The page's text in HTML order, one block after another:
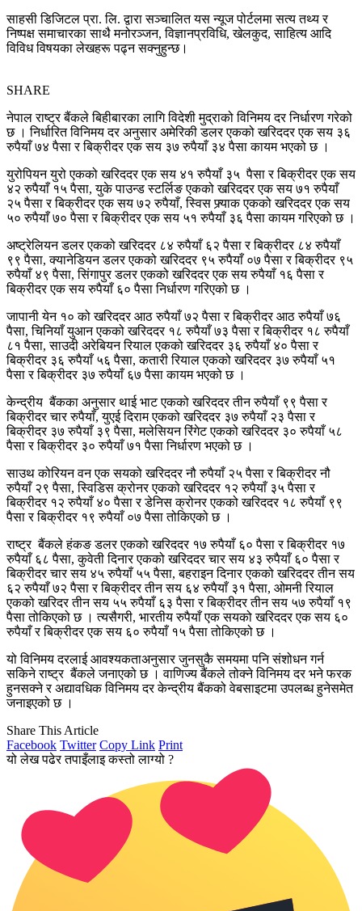
साहसी डिजिटल प्रा. लि. द्वारा सञ्चालित यस न्यूज पोर्टलमा सत्य तथ्य र
निष्पक्ष समाचारका साथै मनोरञ्जन, विज्ञानप्रविधि, खेलकुद, साहित्य आदि
विविध विषयका लेखहरू पढ्न सक्नुहुन्छ।
SHARE
नेपाल राष्ट्र बैंकले बिहीबारका लागि विदेशी मुद्राको विनिमय दर निर्धारण गरेको
छ । निर्धारित विनिमय दर अनुसार अमेरिकी डलर एकको खरिददर एक सय ३६
रुपैयाँ ७४ पैसा र बिक्रीदर एक सय ३७ रुपैयाँ ३४ पैसा कायम भएको छ ।
युरोपियन युरो एकको खरिददर एक सय ४१ रुपैयाँ ३५ पैसा र बिक्रीदर एक सय
४२ रुपैयाँ १५ पैसा, युके पाउन्ड स्टर्लिङ एकको खरिददर एक सय ७१ रुपैयाँ
२५ पैसा र बिक्रीदर एक सय ७२ रुपैयाँ, स्विस फ्र्याक एकको खरिददर एक सय
५० रुपैयाँ ७० पैसा र बिक्रीदर एक सय ५१ रुपैयाँ ३६ पैसा कायम गरिएको छ ।
अष्ट्रेलियन डलर एकको खरिददर ८४ रुपैयाँ ६२ पैसा र बिक्रीदर ८४ रुपैयाँ
९९ पैसा, क्यानेडियन डलर एकको खरिददर ९५ रुपैयाँ ०७ पैसा र बिक्रीदर ९५
रुपैयाँ ४९ पैसा, सिंगापुर डलर एकको खरिददर एक सय रुपैयाँ १६ पैसा र
बिक्रीदर एक सय रुपैयाँ ६० पैसा निर्धारण गरिएको छ ।
जापानी येन १० को खरिददर आठ रुपैयाँ ७२ पैसा र बिक्रीदर आठ रुपैयाँ ७६
पैसा, चिनियाँ युआन एकको खरिददर १८ रुपैयाँ ७३ पैसा र बिक्रीदर १८ रुपैयाँ
८१ पैसा, साउदी अरेबियन रियाल एकको खरिददर ३६ रुपैयाँ ४० पैसा र
बिक्रीदर ३६ रुपैयाँ ५६ पैसा, कतारी रियाल एकको खरिददर ३७ रुपैयाँ ५१
पैसा र बिक्रीदर ३७ रुपैयाँ ६७ पैसा कायम भएको छ ।
केन्द्रीय बैंकका अनुसार थाई भाट एकको खरिददर तीन रुपैयाँ ९९ पैसा र
बिक्रीदर चार रुपैयाँ, युएई दिराम एकको खरिददर ३७ रुपैयाँ २३ पैसा र
बिक्रीदर ३७ रुपैयाँ ३९ पैसा, मलेसियन रिंगेट एकको खरिददर ३० रुपैयाँ ५८
पैसा र बिक्रीदर ३० रुपैयाँ ७१ पैसा निर्धारण भएको छ ।
साउथ कोरियन वन एक सयको खरिददर नौ रुपैयाँ २५ पैसा र बिक्रीदर नौ
रुपैयाँ २९ पैसा, स्विडिस क्रोनर एकको खरिददर १२ रुपैयाँ ३५ पैसा र
बिक्रीदर १२ रुपैयाँ ४० पैसा र डेनिस क्रोनर एकको खरिददर १८ रुपैयाँ ९९
पैसा र बिक्रीदर १९ रुपैयाँ ०७ पैसा तोकिएको छ ।
राष्ट्र बैंकले हंकङ डलर एकको खरिददर १७ रुपैयाँ ६० पैसा र बिक्रीदर १७
रुपैयाँ ६८ पैसा, कुवेती दिनार एकको खरिददर चार सय ४३ रुपैयाँ ६० पैसा र
बिक्रीदर चार सय ४५ रुपैयाँ ५५ पैसा, बहराइन दिनार एकको खरिददर तीन सय
६२ रुपैयाँ ७२ पैसा र बिक्रीदर तीन सय ६४ रुपैयाँ ३१ पैसा, ओमनी रियाल
एकको खरिदर तीन सय ५५ रुपैयाँ ६३ पैसा र बिक्रीदर तीन सय ५७ रुपैयाँ १९
पैसा तोकिएको छ । त्यसैगरी, भारतीय रुपैयाँ एक सयको खरिददर एक सय ६०
रुपैयाँ र बिक्रीदर एक सय ६० रुपैयाँ १५ पैसा तोकिएको छ ।
यो विनिमय दरलाई आवश्यकताअनुसार जुनसुकै समयमा पनि संशोधन गर्न
सकिने राष्ट्र बैंकले जनाएको छ । वाणिज्य बैंकले तोक्ने विनिमय दर भने फरक
हुनसक्ने र अद्यावधिक विनिमय दर केन्द्रीय बैंकको वेबसाइटमा उपलब्ध हुनेसमेत
जनाइएको छ ।
Share This Article
Facebook Twitter Copy Link Print
यो लेख पढेर तपाइँलाइ कस्तो लाग्यो ?